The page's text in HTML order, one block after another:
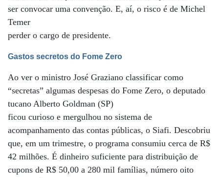
ser convocar uma convenção. E, aí, o risco é de Michel
Temer
perder o cargo de presidente.
Gastos secretos do Fome Zero
Ao ver o ministro José Graziano classificar como
“secretas” algumas despesas do Fome Zero, o deputado
tucano Alberto Goldman (SP)
ficou curioso e mergulhou no sistema de
acompanhamento das contas públicas, o Siafi. Descobriu
que, em um trimestre, o programa consumiu cerca de R$
42 milhões. É dinheiro suficiente para distribuição de
cupons de R$ 50,00 a 280 mil famílias, número oito